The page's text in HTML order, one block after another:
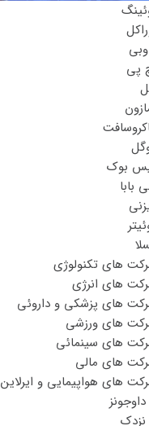
پی
بوک
بابا
های تکنولوژی
های انرژی
های پزشکی و داروئی
های ورزشی
های سینمائی
های مالی
های هواپیمایی و ایرلاین